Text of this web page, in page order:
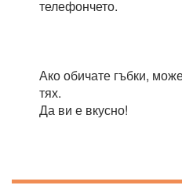
телефончето.
Ако обичате гъбки,
тях.
Да ви е вкусно!